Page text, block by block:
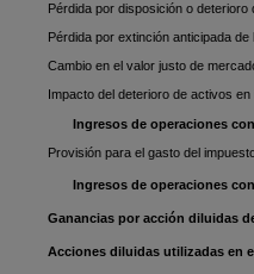
Pérdida por disposición o deterioro
Pérdida por extinción anticipada de
Cambio en el valor justo de
Impacto del deterioro de activos
Ingresos de operaciones
Provisión para el gasto del
Ingresos de operaciones
Ganancias por acción diluidas
Acciones diluidas utilizadas en